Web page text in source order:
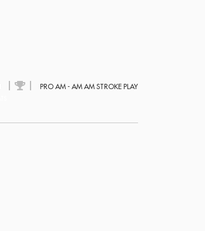
PRO AM - AM AM STROKE PLAY